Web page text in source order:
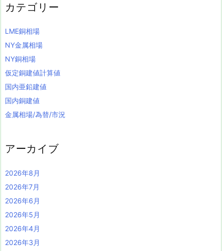
カテゴリー
LME銅相場
NY金属相場
NY銅相場
仮定銅建値計算値
国内亜鉛建値
国内銅建値
金属相場/為替/市況
アーカイブ
2026年8月
2026年7月
2026年6月
2026年5月
2026年4月
2026年3月